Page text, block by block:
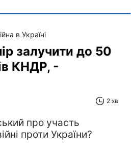
в Україні
залучити до 50
КНДР, -
2 хв
про участь
проти України?